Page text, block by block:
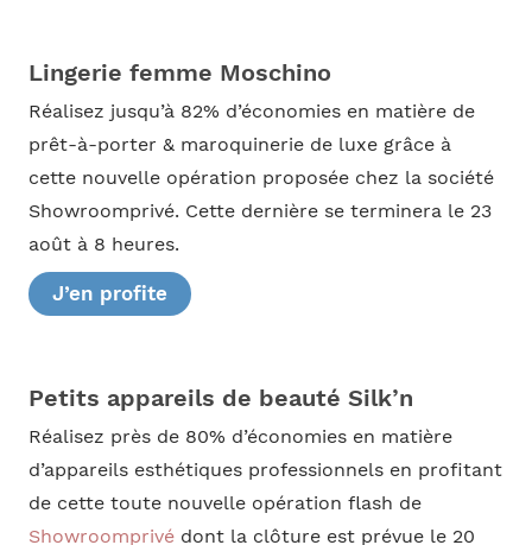
Lingerie femme Moschino
Réalisez jusqu’à 82% d’économies en matière de
prêt-à-porter & maroquinerie de luxe grâce à
cette nouvelle opération proposée chez la société
Showroomprivé. Cette dernière se terminera le 23
août à 8 heures.
J’en profite
Petits appareils de beauté Silk’n
Réalisez près de 80% d’économies en matière
d’appareils esthétiques professionnels en profitant
de cette toute nouvelle opération flash de
Showroomprivédont la clôture est prévue le 20